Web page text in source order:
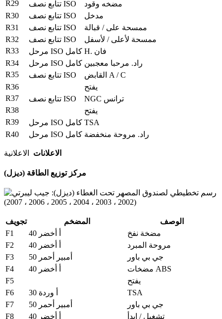
R29
تتابع نصف ISO
مضخه وقود
R30
تتابع نصف ISO
مدخل
R31
تتابع نصف ISO
ممسحة على / قبالة
R32
تتابع نصف ISO
ممسحة لأعلى / لأسفل
R33
مرحل ISO كامل
H. فان
R34
مرحل ISO كامل راد. مرحبا معجبين
R35
تتابع نصف ISO
القابض A / C
R36
يفتح
R37
تتابع نصف ISO
NGC ترانس
R38
يفتح
R39
مرحل ISO كامل TSA
R40
مرحل ISO كامل راد. مروحة منخفضة
الاعلانات الاعلانية
مركز توزيع الطاقة (ديزل)
تجويف المضخم
الوصف
F1
40 أ أخضر
مضخة نفخ
F2
40 أ أخضر
مروحة المبرد
F3
50 أمبير أحمر
جي بي باور
F4
40 أ أخضر
مضخات ABS
F5
يفتح
F6
30 أ وردة
TSA
F7
50 أمبير أحمر
جي بي باور
F8
40 أ أخضر تشغيل / ابدأ